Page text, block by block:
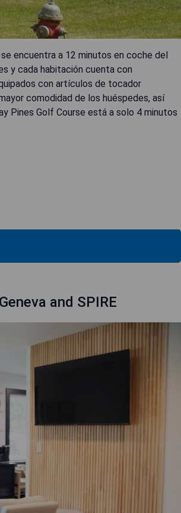
encuentra a 12 minutos en coche del
y cada habitación cuenta con
con artículos de tocador
comodidad de los huéspedes, así
Pines Golf Course está a solo 4 minutos
and SPIRE